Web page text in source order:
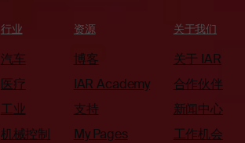
行业
汽车
医疗
工业
机械控制
资源
博客
IAR Academy
支持
My Pages
关于我们
关于 IAR
合作伙伴
新闻中心
工作机会